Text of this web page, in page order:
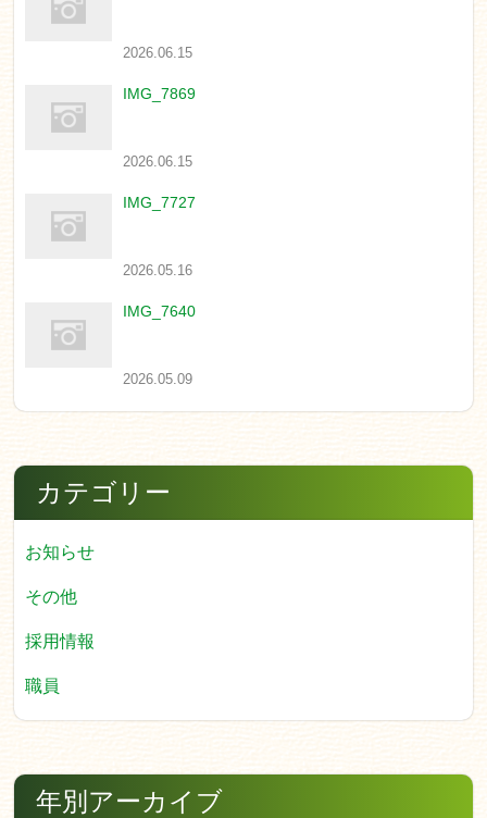
2026.06.15
IMG_7869
2026.06.15
IMG_7727
2026.05.16
IMG_7640
2026.05.09
カテゴリー
お知らせ
その他
採用情報
職員
年別アーカイブ